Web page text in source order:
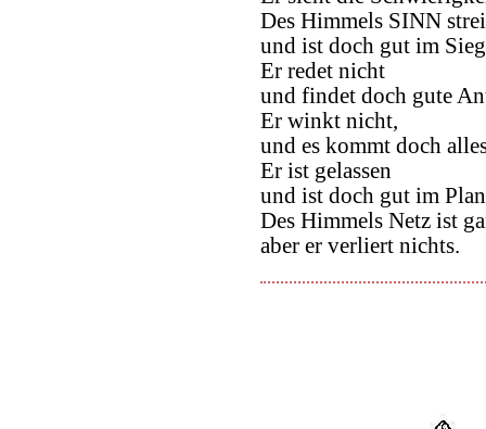
Des Himmels SINN
und ist doch gut im
Er redet nicht
und findet doch gute
Er winkt nicht,
und es kommt doch
Er ist gelassen
und ist doch gut im
Des Himmels Netz ist
aber er verliert nichts.